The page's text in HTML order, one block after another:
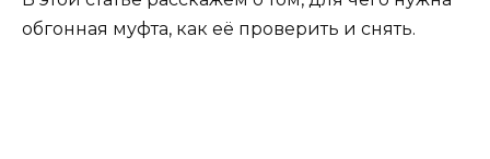
обгонная муфта, как её проверить и снять.